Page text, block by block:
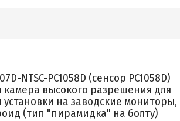
NTSC-PC1058D (сенсор PC1058D)
камера высокого разрешения для
на заводские мониторы,
(тип "пирамидка" на болту)